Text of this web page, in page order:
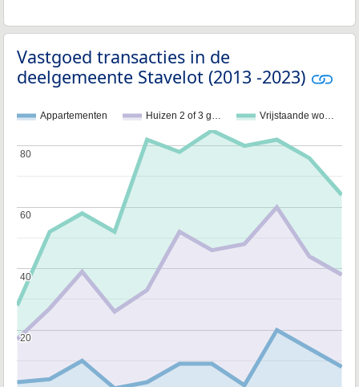
Vastgoed transacties in de
deelgemeente Stavelot (2013 -2023)
Appartementen Huizen 2 of 3 g… Vrijstaande wo…
20
20
40
40
60
60
80
80